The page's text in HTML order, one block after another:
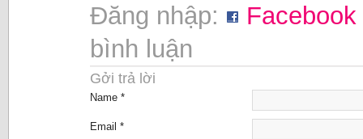
Đăng nhập:
Facebook
bình luận
Gởi trả lời
Name *
Email *